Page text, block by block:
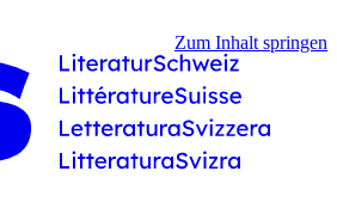
Zum Inhalt springen